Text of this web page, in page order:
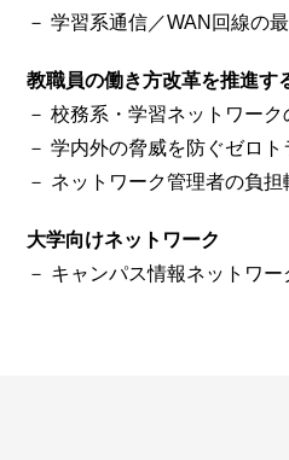
－ 学習系通信／WAN回線の
教職員の働き方改革を推進す
－ 校務系・学習ネットワーク
－ 学内外の脅威を防ぐゼロ
－ ネットワーク管理者の負担
大学向けネットワーク
－ キャンパス情報ネットワー